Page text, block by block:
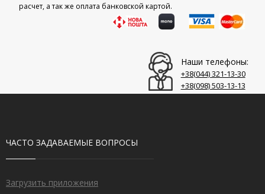
расчет, а так же оплата банковской картой.
Наши телефоны:
+38(044)‎ 321-13-30
+38(098)‎ 503-13-13
ЧАСТО ЗАДАВАЕМЫЕ ВОПРОСЫ
Загрузить приложения